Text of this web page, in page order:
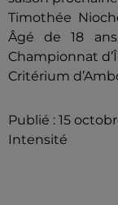
Timothée
Âgé de 18
Championnat
Critérium
Publié : 15
Intensité